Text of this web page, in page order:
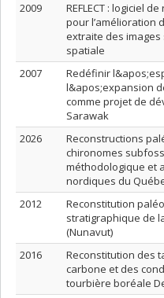
2009
REFLECT : logiciel
pour l’amélioration
extraite des
spatiale
2007
Redéfinir
l&apos;expansion
comme projet de
Sarawak
2026
Reconstructions
chironomes
méthodologique et
nordiques du
2012
Reconstitution
stratigraphique de
(Nunavut)
2016
Reconstitution des
carbone et des
tourbière boréale